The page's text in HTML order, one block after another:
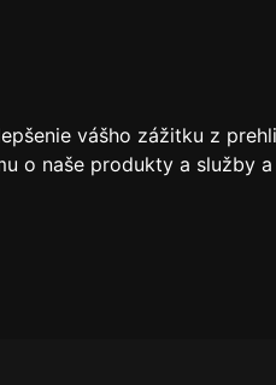
vášho zážitku z
o naše produkty a služby